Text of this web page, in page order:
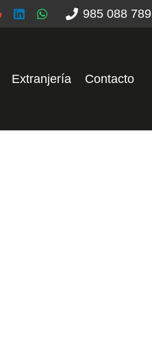
985 088 789
Extranjería Contacto